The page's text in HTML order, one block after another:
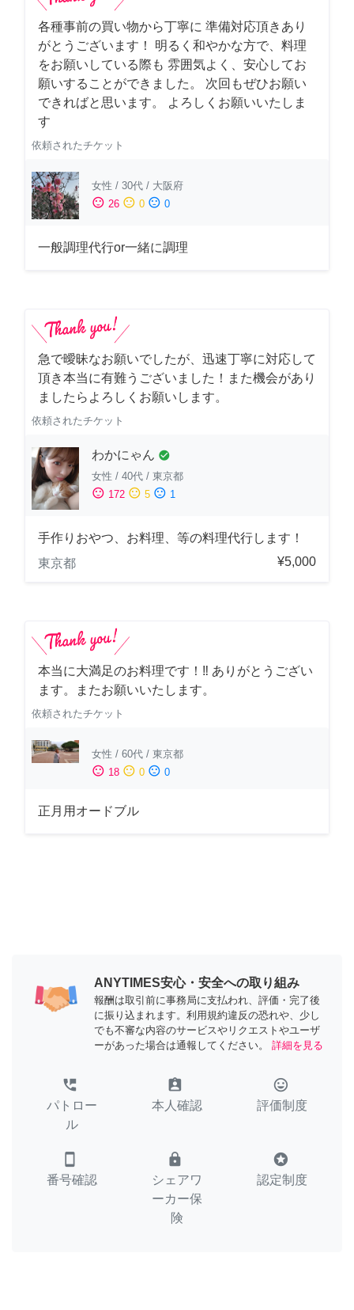
各種事前の買い物から丁寧に 準備対応頂きあり
がとうございます！ 明るく和やかな方で、料理
をお願いしている際も 雰囲気よく、安心してお
願いすることができました。 次回もぜひお願い
できればと思います。 よろしくお願いいたしま
す
依頼されたチケット
女性 / 30代 / 大阪府
sentiment_satisfied 26 sentiment_neutral 0 sentiment_dissatisfied 0
一般調理代行or一緒に調理
急で曖昧なお願いでしたが、迅速丁寧に対応して
頂き本当に有難うございました！また機会があり
ましたらよろしくお願いします。
依頼されたチケット
わかにゃん check_circle
女性 / 40代 / 東京都
sentiment_satisfied 172 sentiment_neutral 5 sentiment_dissatisfied 1
手作りおやつ、お料理、等の料理代行します！
東京都
¥5,000
本当に大満足のお料理です！‼️ ありがとうござい
ます。またお願いいたします。
依頼されたチケット
女性 / 60代 / 東京都
sentiment_satisfied 18 sentiment_neutral 0 sentiment_dissatisfied 0
正月用オードブル
ANYTIMES安心・安全への取り組み
報酬は取引前に事務局に支払われ、評価・完了後
に振り込まれます。利用規約違反の恐れや、少し
でも不審な内容のサービスやリクエストやユーザ
ーがあった場合は通報してください。
詳細を見る
perm_phone_msg
パトロー
ル
assignment_ind
本人確認
tag_faces
評価制度
smartphone
番号確認
lock
シェアワ
ーカー保
険
stars
認定制度